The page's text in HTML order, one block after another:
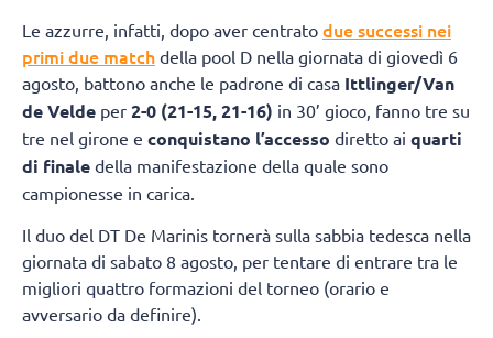
Le azzurre, infatti, dopo aver centrato due successi nei
primi due match della pool D nella giornata di giovedì 6
agosto, battono anche le padrone di casa Ittlinger/Van
de Velde per 2-0 (21-15, 21-16) in 30’ gioco, fanno tre su
tre nel girone e conquistano l’accesso diretto ai quarti
di finale della manifestazione della quale sono
campionesse in carica.
Il duo del DT De Marinis tornerà sulla sabbia tedesca nella
giornata di sabato 8 agosto, per tentare di entrare tra le
migliori quattro formazioni del torneo (orario e
avversario da definire).